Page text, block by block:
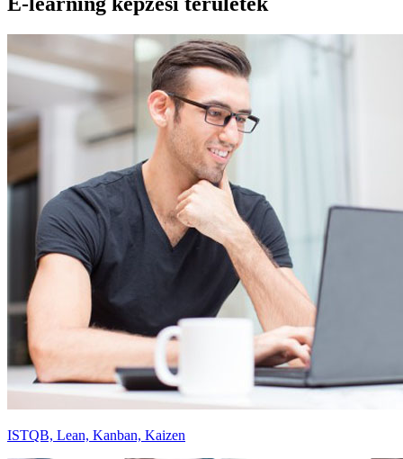
ISTQB, Lean, Kanban, Kaizen